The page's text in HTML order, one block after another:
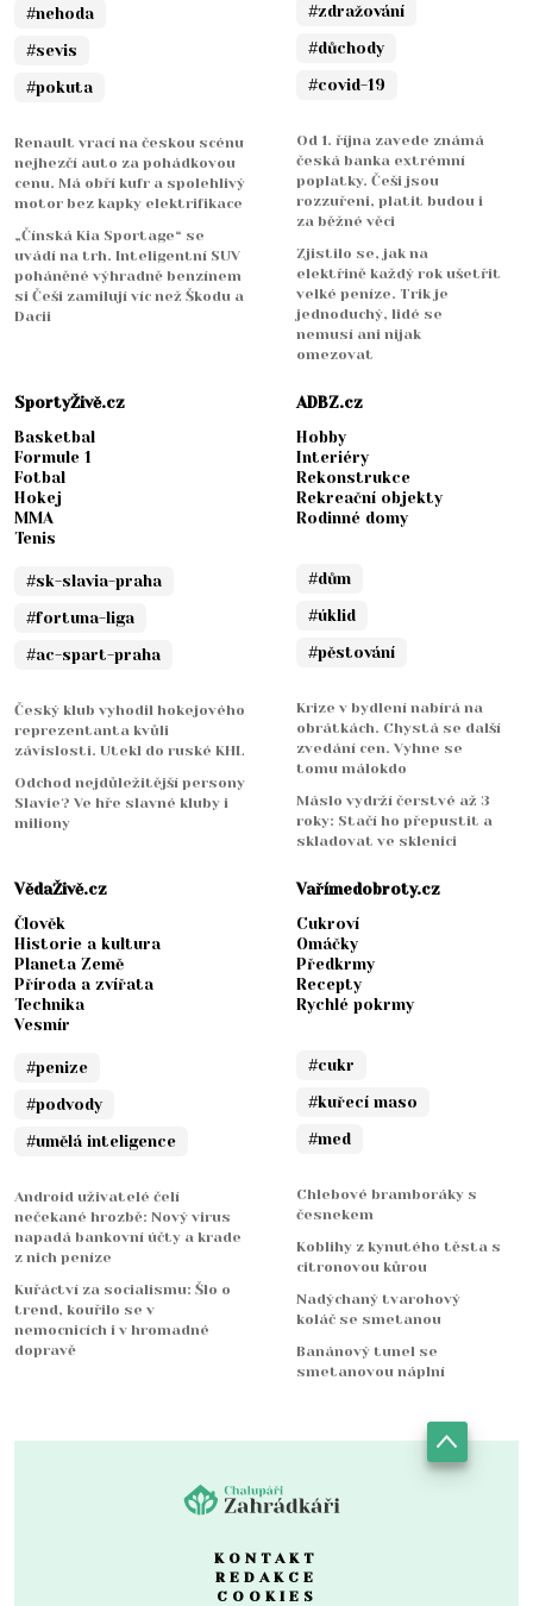
#nehoda
#sevis
#pokuta
Renault vrací na českou scénu
nejhezčí auto za pohádkovou
cenu. Má obří kufr a spolehlivý
motor bez kapky elektrifikace
„Čínská Kia Sportage“ se
uvádí na trh. Inteligentní SUV
poháněné výhradně benzínem
si Češi zamilují víc než Škodu a
Dacii
#zdražování
#důchody
#covid-19
Od 1. října zavede známá
česká banka extrémní
poplatky. Češi jsou
rozzuřeni, platit budou i
za běžné věci
Zjistilo se, jak na
elektřině každý rok ušetřit
velké peníze. Trik je
jednoduchý, lidé se
nemusí ani nijak
omezovat
SportyŽivě.cz
Basketbal
Formule 1
Fotbal
Hokej
MMA
Tenis
#sk-slavia-praha
#fortuna-liga
#ac-spart-praha
Český klub vyhodil hokejového
reprezentanta kvůli
závislosti. Utekl do ruské KHL
Odchod nejdůležitější persony
Slavie? Ve hře slavné kluby i
miliony
ADBZ.cz
Hobby
Interiéry
Rekonstrukce
Rekreační objekty
Rodinné domy
#dům
#úklid
#pěstování
Krize v bydlení nabírá na
obrátkách. Chystá se další
zvedání cen. Vyhne se
tomu málokdo
Máslo vydrží čerstvé až 3
roky: Stačí ho přepustit a
skladovat ve sklenici
VědaŽivě.cz
Člověk
Historie a kultura
Planeta Země
Příroda a zvířata
Technika
Vesmír
#penize
#podvody
#umělá inteligence
Android uživatelé čelí
nečekané hrozbě: Nový virus
napadá bankovní účty a krade
z nich peníze
Kuřáctví za socialismu: Šlo o
trend, kouřilo se v
nemocnicích i v hromadné
dopravě
Vařímedobroty.cz
Cukroví
Omáčky
Předkrmy
Recepty
Rychlé pokrmy
#cukr
#kuřecí maso
#med
Chlebové bramboráky s
česnekem
Koblihy z kynutého těsta s
citronovou kůrou
Nadýchaný tvarohový
koláč se smetanou
Banánový tunel se
smetanovou náplní
KONTAKT
REDAKCE
COOKIES